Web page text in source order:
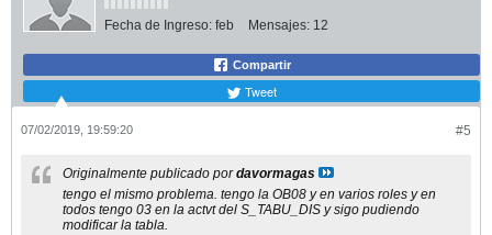
Fecha de Ingreso: feb Mensajes: 12
Compartir
Tweet
#5
07/02/2019, 19:59:20
Originalmente publicado pordavormagas
tengo el mismo problema. tengo la OB08 y en varios roles y en
todos tengo 03 en la actvt del S_TABU_DIS y sigo pudiendo
modificar la tabla.